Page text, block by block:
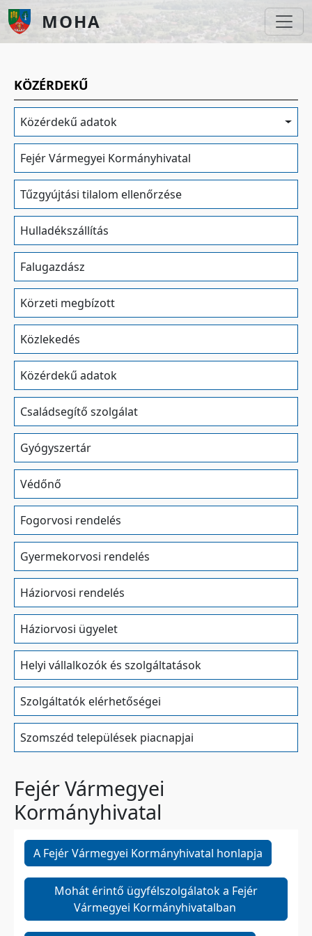
Ugrás a tartalomra
MOHA
KÖZÉRDEKŰ
Közérdekű adatok
Fejér Vármegyei Kormányhivatal
Tűzgyújtási tilalom ellenőrzése
Hulladékszállítás
Falugazdász
Körzeti megbízott
Közlekedés
Közérdekű adatok
Családsegítő szolgálat
Gyógyszertár
Védőnő
Fogorvosi rendelés
Gyermekorvosi rendelés
Háziorvosi rendelés
Háziorvosi ügyelet
Helyi vállalkozók és szolgáltatások
Szolgáltatók elérhetőségei
Szomszéd települések piacnapjai
Fejér Vármegyei
Kormányhivatal
A Fejér Vármegyei Kormányhivatal honlapja
Mohát érintő ügyfélszolgálatok a Fejér
Vármegyei Kormányhivatalban